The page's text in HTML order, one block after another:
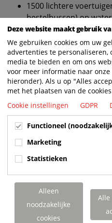
1500 lichtere
bestelbussen) op
1-2 vaartuigen op
2-5 (touring)bussen
Meer informatie:https://
Deze website maakt gebruik
We gebruiken cookies om uw
advertenties te personaliseren,
media te bieden en om ons
voor meer informatie naar
hieronder). Als u op "Alles
met het plaatsen van de
Cookie instellingen
GDPR
Functioneel
Marketing
Statistieken
Alleen
noodzakelijke
cookies
Alle